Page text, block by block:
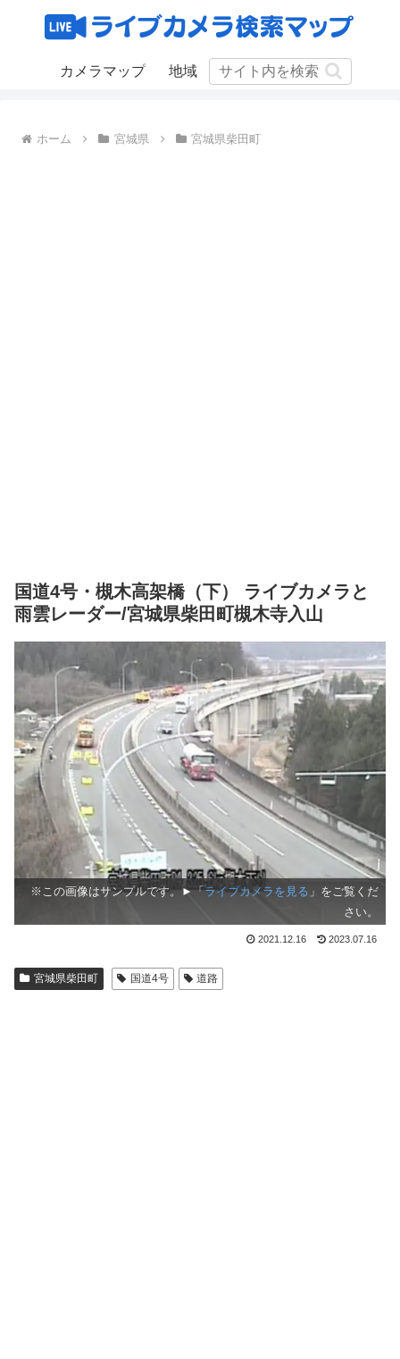
カメラマップ 地域
ホーム 宮城県 宮城県柴田町
国道4号・槻木高架橋（下） ライブカメラと
雨雲レーダー/宮城県柴田町槻木寺入山
※この画像はサンプルです。►「ライブカメラを見る 」をご覧くだ
さい。
2021.12.16 2023.07.16
宮城県柴田町 国道4号 道路